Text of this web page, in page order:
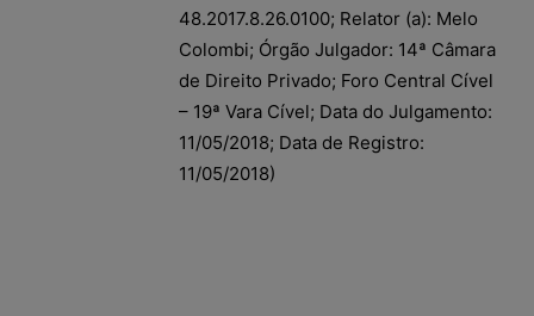
48.2017.8.26.0100; Relator (a): Melo
Colombi; Órgão Julgador: 14ª Câmara
de Direito Privado; Foro Central Cível
– 19ª Vara Cível; Data do Julgamento:
11/05/2018; Data de Registro:
11/05/2018)